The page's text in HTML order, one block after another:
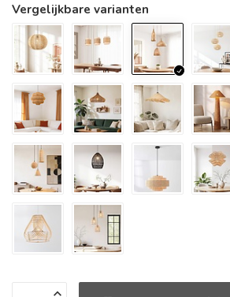
Vergelijkbare varianten